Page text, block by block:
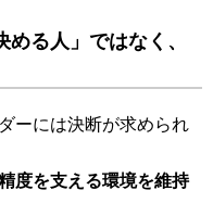
る人」ではなく、
ーには決断が求められ
度を支える環境を維持